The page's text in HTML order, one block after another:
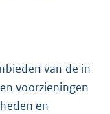
van de in
voorzieningen
en